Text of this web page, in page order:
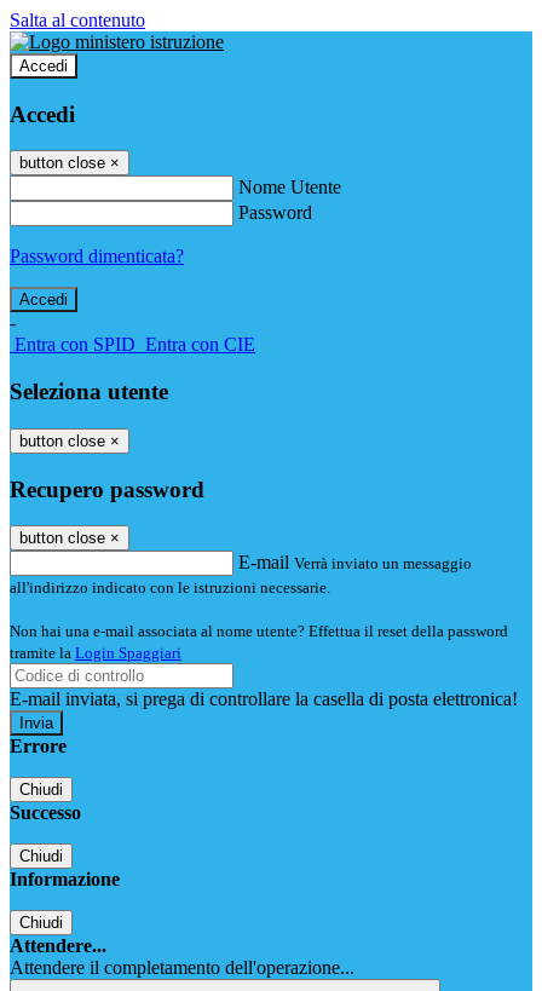
Salta al contenuto
Accedi
Accedi
button close ×
Nome Utente
Password
Password dimenticata?
-
Entra con SPID Entra con CIE
Seleziona utente
button close ×
Recupero password
button close ×
E-mail Verrà inviato un messaggio
all'indirizzo indicato con le istruzioni necessarie.
Non hai una e-mail associata al nome utente? Effettua il reset della password
tramite la Login Spaggiari
E-mail inviata, si prega di controllare la casella di posta elettronica!
Errore
Chiudi
Successo
Chiudi
Informazione
Chiudi
Attendere...
Attendere il completamento dell'operazione...